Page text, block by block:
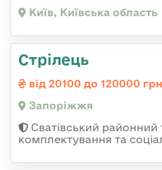
Київ, Київська область
Стрілець
від 20100 до 120000 грн
Запоріжжя
Сватівський районний
комплектування та